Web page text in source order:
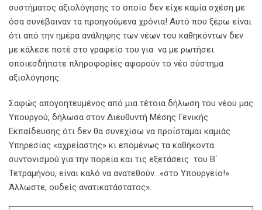
συστήματος αξιολόγησης το οποίο δεν είχε καμία σχέση με
όσα συνέβαιναν τα προηγούμενα χρόνια! Αυτό που ξέρω είναι
ότι από την ημέρα ανάληψης των νέων του καθηκόντων δεν
με κάλεσε ποτέ στο γραφείο του για να με ρωτήσει
οποιεσδήποτε πληροφορίες αφορούν το νέο σύστημα
αξιολόγησης.
Σαφώς απογοητευμένος από μια τέτοια δήλωση του νέου μας
Υπουργού, δήλωσα στον Διευθυντή Μέσης Γενικής
Εκπαίδευσης ότι δεν θα συνεχίσω να προΐσταμαι καμιάς
Υπηρεσίας «αχρείαστης» κι επομένως τα καθήκοντα
συντονισμού για την πορεία και τις εξετάσεις του Β΄
Τετραμήνου, είναι καλό να ανατεθούν…«στο Υπουργείο!».
Άλλωστε, ουδείς ανατικατάστατος».